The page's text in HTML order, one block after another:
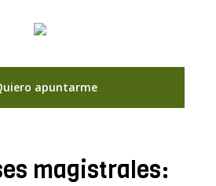
apuntarme
magistrales: